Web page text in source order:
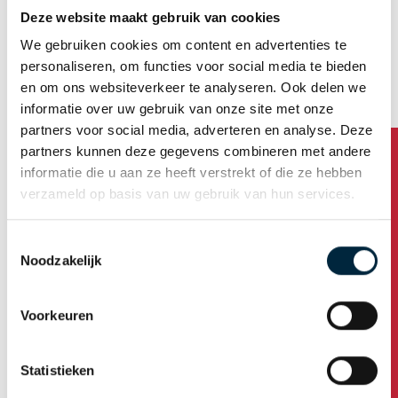
Deze website maakt gebruik van cookies
We gebruiken cookies om content en advertenties te
personaliseren, om functies voor social media te bieden
en om ons websiteverkeer te analyseren. Ook delen we
informatie over uw gebruik van onze site met onze
partners voor social media, adverteren en analyse. Deze
partners kunnen deze gegevens combineren met andere
informatie die u aan ze heeft verstrekt of die ze hebben
verzameld op basis van uw gebruik van hun services.
Noodzakelijk
Voorkeuren
Statistieken Heeft u vragen?
Tape kwaliteiten
Bedrukkingskleuren
Basiskleuren tape
Afmetingen bedrukte tape
Soorten tape bedrukking
Oplage bedrukte tape
Ontwerp
Aanleverspecificaties